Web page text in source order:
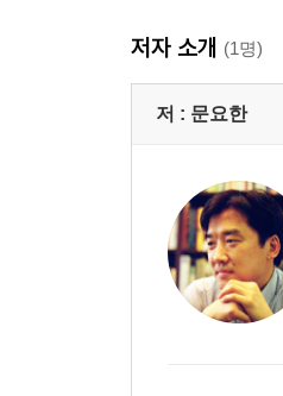
저자 소개 (1명)
저 : 문요한